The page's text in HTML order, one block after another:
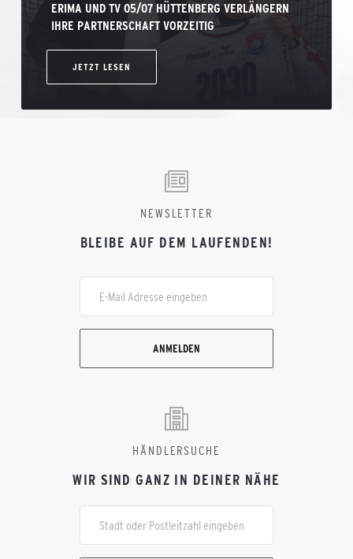
ERIMA UND TV 05/07 HÜTTENBERG VERLÄNGERN
IHRE PARTNERSCHAFT VORZEITIG
JETZT LESEN
NEWSLETTER
BLEIBE AUF DEM LAUFENDEN!
ANMELDEN
HÄNDLERSUCHE
WIR SIND GANZ IN DEINER NÄHE